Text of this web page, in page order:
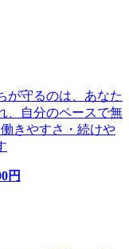
が守るのは、あなた
、自分のペースで無
きやすさ・続けや
円